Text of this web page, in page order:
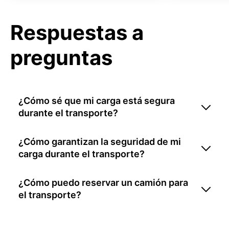
Respuestas a
preguntas
¿Cómo sé que mi carga está segura
durante el transporte?
¿Cómo garantizan la seguridad de mi
carga durante el transporte?
¿Cómo puedo reservar un camión para
el transporte?